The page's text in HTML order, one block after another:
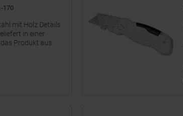
170
mit Holz Details
in einer
Produkt aus
sowie das
zu Produkt...